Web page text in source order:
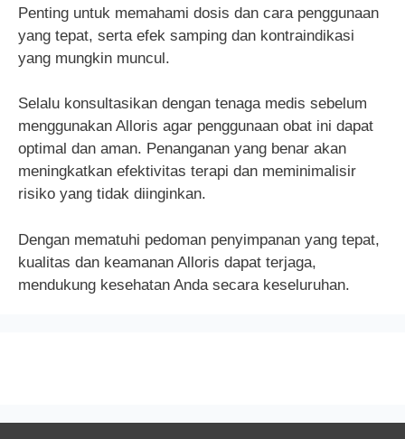
Penting untuk memahami dosis dan cara penggunaan
yang tepat, serta efek samping dan kontraindikasi
yang mungkin muncul.
Selalu konsultasikan dengan tenaga medis sebelum
menggunakan Alloris agar penggunaan obat ini dapat
optimal dan aman. Penanganan yang benar akan
meningkatkan efektivitas terapi dan meminimalisir
risiko yang tidak diinginkan.
Dengan mematuhi pedoman penyimpanan yang tepat,
kualitas dan keamanan Alloris dapat terjaga,
mendukung kesehatan Anda secara keseluruhan.